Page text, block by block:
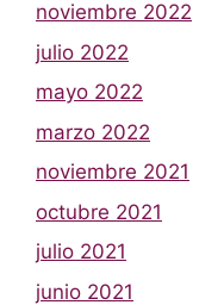
noviembre 2022
julio 2022
mayo 2022
marzo 2022
noviembre 2021
octubre 2021
julio 2021
junio 2021